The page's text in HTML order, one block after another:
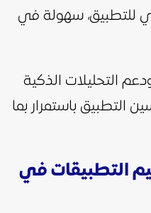
للتطبيق، سهولة في
التحليلات الذكية
باستمرار بما
التطبيقات في